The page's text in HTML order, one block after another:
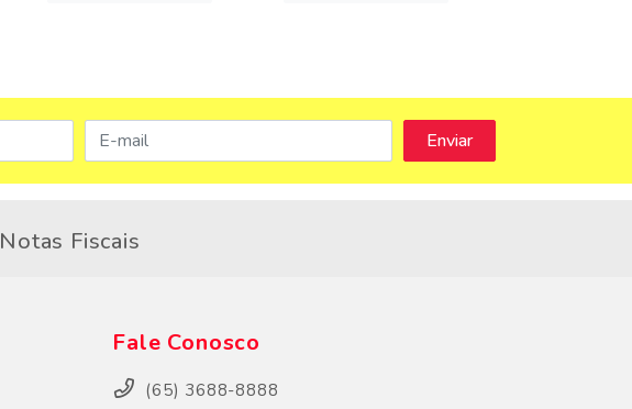
Notas Fiscais
Fale Conosco
(65) 3688-8888